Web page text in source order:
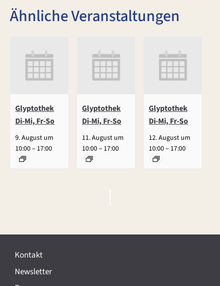
Ähnliche Veranstaltungen
Glyptothek
Di-Mi, Fr-So
9. August um
10:00– 17:00
Glyptothek
Di-Mi, Fr-So
11. August um
10:00– 17:00
Glyptothek
Di-Mi, Fr-So
12. August um
10:00– 17:00
e
a
n
Kontakt
Newsletter